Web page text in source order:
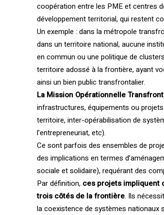
coopération entre les PME et centres
développement territorial, qui restent
Un exemple : dans la métropole
dans un territoire national, aucune
en commun ou une politique de
territoire adossé à la frontière, ayant
ainsi un bien public transfrontalier.
La Mission Opérationnelle
infrastructures, équipements ou
territoire, inter-opérabilisation de
l’entrepreneuriat, etc).
Ce sont parfois des ensembles de
des implications en termes
sociale et solidaire), requérant des
Par définition, ces projets impliquent
trois côtés de la frontière. Ils
la coexistence de systèmes nationaux